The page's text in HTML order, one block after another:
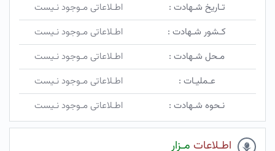
تـاریخ شـهادت :
اطـلاعاتی مـوجود نـیست
کـشور شـهادت :
اطـلاعاتی مـوجود نـیست
مـحل شـهادت :
اطـلاعاتی مـوجود نـیست
عـملیـات :
اطـلاعاتی مـوجود نـیست
نـحوه شـهادت :
اطـلاعاتی مـوجود نـیست
اطـلاعات مـزار